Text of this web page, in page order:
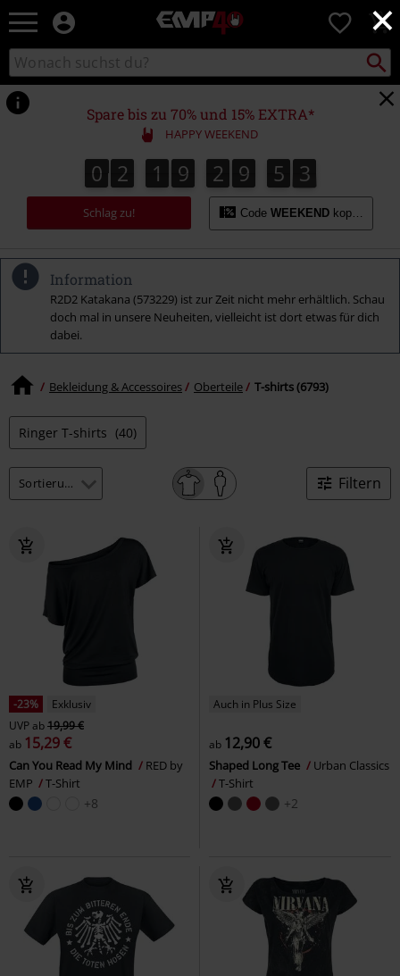
×
EMP
Merchandise
-
Shop
Rock
&
Entertainment
0
Katalog
durchsuchen
suchen
Spare bis zu 70% und 15% EXTRA*
HAPPY WEEKEND
0
0 2
2 1
1 9
9 2
2 9
9 5
5 1
2
1
3
2
Schlag zu! Code WEEKEND kopieren
Information
R2D2 Katakana (573229) ist zur Zeit nicht mehr erhältlich. Schau
doch mal in unsere Neuheiten, vielleicht ist dort etwas für dich
dabei.
Bekleidung & Accessoires Oberteile T-shirts (6793)
Ringer T-shirts (40)
Filtern
-23%
Exklusiv
UVPab19,99 €
ab 15,29 €
Can You Read My Mind
RED by
EMP
T-Shirt
+8
Auch in Plus Size
ab 12,90 €
Shaped Long Tee
Urban Classics
T-Shirt
+2